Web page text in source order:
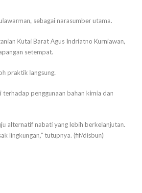
sebagai narasumber utama.
Kutai Barat Agus Indriatno Kurniawan,
setempat.
praktik langsung.
penggunaan bahan kimia dan
alternatif nabati yang lebih berkelanjutan.
lingkungan,” tutupnya. (fif/disbun)